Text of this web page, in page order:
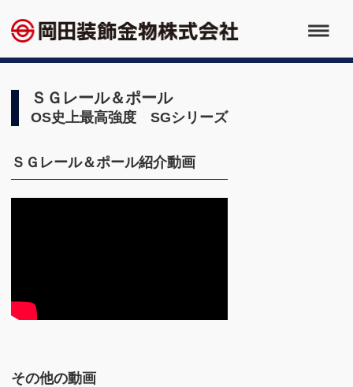
ＳＧレール＆ポール
OS史上最高強度 SGシリーズ
ＳＧレール＆ポール紹介動画
その他の動画